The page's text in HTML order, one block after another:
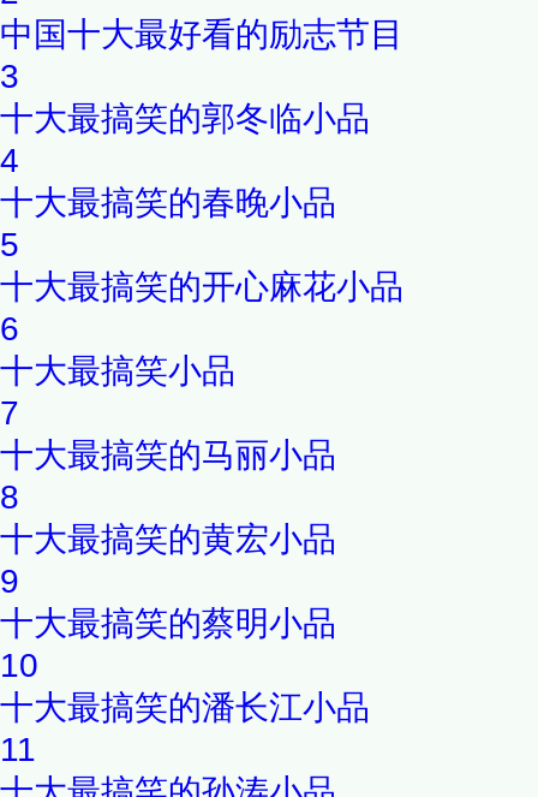
中国十大最好看的励志节目
3
十大最搞笑的郭冬临小品
4
十大最搞笑的春晚小品
5
十大最搞笑的开心麻花小品
6
十大最搞笑小品
7
十大最搞笑的马丽小品
8
十大最搞笑的黄宏小品
9
十大最搞笑的蔡明小品
10
十大最搞笑的潘长江小品
11